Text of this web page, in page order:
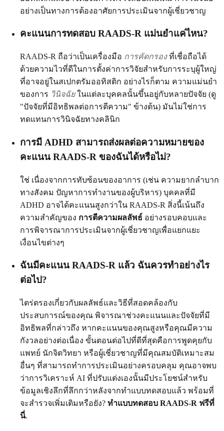
อย่างเป็นทางการต้องอาศัยการประเมินจากผู้เชี่ยวชาญ
คะแนนการทดสอบ RAADS-R แม่นยำแค่ไหน?
RAADS-R ถือว่าเป็นเครื่องมือ การคัดกรองที่เชื่อถือได้
ด้วยความไวที่ดีในการตั้งค่าการวิจัยสำหรับการระบุผู้ใหญ่
ที่อาจอยู่ในสเปกตรัมออทิสติก อย่างไรก็ตาม ความแม่นยำ
ของการ วินิจฉัยในแต่ละบุคคลนั้นขึ้นอยู่กับหลายปัจจัย (ดู
"ปัจจัยที่มีอิทธิพลต่อการตีความ" ข้างต้น) มันไม่ใช่การ
ทดแทนการวินิจฉัยทางคลินิก
การมี ADHD สามารถส่งผลต่อความหมายของ
คะแนน RAADS-R ของฉันได้หรือไม่?
ใช่ เนื่องจากการทับซ้อนของอาการ (เช่น ความยากลำบาก
ทางสังคม ปัญหาการทำงานของผู้บริหาร) บุคคลที่มี
ADHD อาจได้คะแนนสูงกว่าใน RAADS-R สิ่งนี้เน้นถึง
ความสำคัญของ การตีความผลลัพธ์ อย่างรอบคอบและ
การพิจารณาการประเมินจากผู้เชี่ยวชาญเพื่อแยกแยะ
เงื่อนไขต่างๆ
ฉันมีคะแนน RAADS-R แล้ว ฉันควรทำอย่างไร
ต่อไป?
ไตร่ตรองเกี่ยวกับผลลัพธ์และวิธีที่สอดคล้องกับ
ประสบการณ์ของคุณ พิจารณาช่วงคะแนนและปัจจัยที่มี
อิทธิพลที่กล่าวถึง หากคะแนนของคุณสูงหรือคุณมีความ
กังวลอย่างต่อเนื่อง ขั้นตอนต่อไปที่ดีที่สุดคือการพูดคุยกับ
แพทย์ นักจิตวิทยา หรือผู้เชี่ยวชาญที่มีคุณสมบัติเหมาะสม
อื่นๆ ที่สามารถทำการประเมินอย่างครอบคลุม คุณอาจพบ
ว่าการวิเคราะห์ AI ที่ปรับแต่งเองนั้นมีประโยชน์สำหรับ
ข้อมูลเชิงลึกที่ลึกกว่าหลังจากทำแบบทดสอบแล้ว พร้อมที่
จะสำรวจเพิ่มเติมหรือยัง? ทำแบบทดสอบ RAADS-R ฟรีที่
นี่.